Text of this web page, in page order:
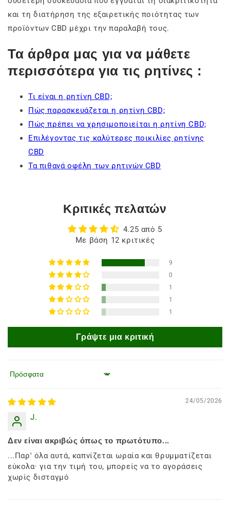
και τη διατήρηση της εξαιρετικής ποιότητας των
προϊόντων CBD μέχρι την παραλαβή τους.
Τα άρθρα μας για να μάθετε
περισσότερα για τις ρητίνες :
Τι είναι η ρητίνη CBD;
Πώς παρασκευάζεται η ρητίνη CBD;
Πώς πρέπει να χρησιμοποιείται η ρητίνη CBD;
Επιλέγοντας τις καλύτερες ποικιλίες ρητίνης
CBD
Τα πιθανά οφέλη των ρητινών CBD
Κριτικές πελατών
4.25 από 5
Με βάση 12 κριτικές
9
0
1
1
1
Γράψτε μια κριτική
Ταξινόμηση κατά
24/05/2026
J.
Δεν είναι ακριβώς όπως το πρωτότυπο...
...Παρ' όλα αυτά, καπνίζεται ωραία και θρυμματίζεται
εύκολα· για την τιμή του, μπορείς να το αγοράσεις
χωρίς δισταγμό